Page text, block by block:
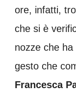
ore, infatti,
che si è
nozze che
gesto che
Francesca